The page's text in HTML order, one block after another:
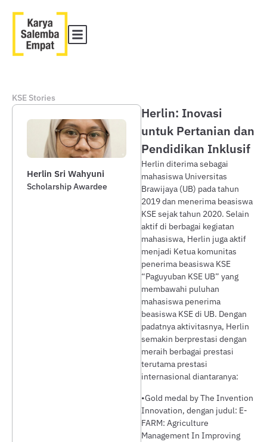
KSE Stories
Herlin Sri Wahyuni
Scholarship Awardee
Herlin: Inovasi
untuk Pertanian dan
Pendidikan Inklusif
Herlin diterima sebagai
mahasiswa Universitas
Brawijaya (UB) pada tahun
2019 dan menerima beasiswa
KSE sejak tahun 2020. Selain
aktif di berbagai kegiatan
mahasiswa, Herlin juga aktif
menjadi Ketua komunitas
penerima beasiswa KSE
“Paguyuban KSE UB” yang
membawahi puluhan
mahasiswa penerima
beasiswa KSE di UB. Dengan
padatnya aktivitasnya, Herlin
semakin berprestasi dengan
meraih berbagai prestasi
terutama prestasi
internasional diantaranya:
•Gold medal by The Invention
Innovation, dengan judul: E-
FARM: Agriculture
Management In Improving